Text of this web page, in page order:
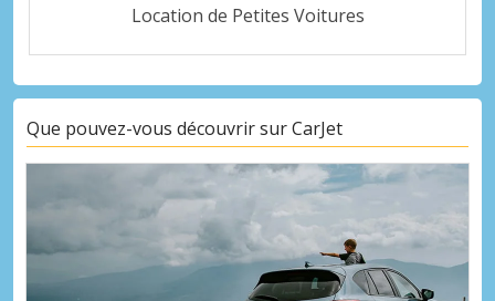
Location de Petites Voitures
Que pouvez-vous découvrir sur CarJet